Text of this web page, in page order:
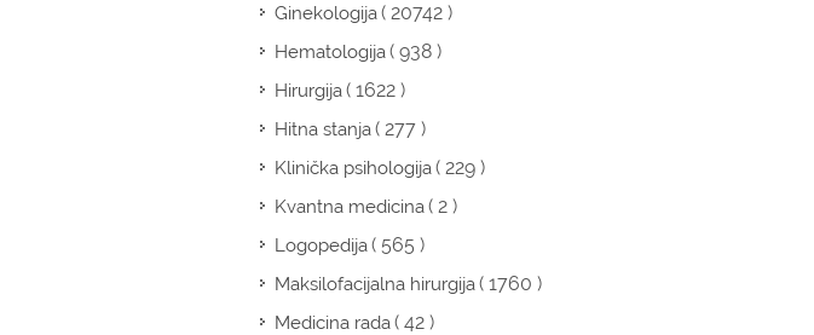
Ginekologija( 20742 )
Hematologija( 938 )
Hirurgija( 1622 )
Hitna stanja( 277 )
Klinička psihologija( 229 )
Kvantna medicina( 2 )
Logopedija( 565 )
Maksilofacijalna hirurgija( 1760 )
Medicina rada( 42 )